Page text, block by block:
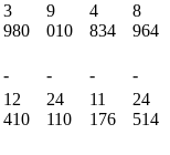
3
980
9
010
4
834
8
964
- - -
-
12
410
24
110
11
176
24
514